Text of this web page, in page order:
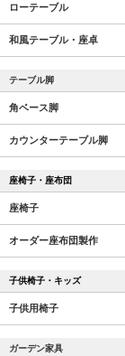
ローテーブル
和風テーブル・座卓
テーブル脚
角ベース脚
カウンターテーブル脚
座椅子・座布団
座椅子
オーダー座布団製作
子供椅子・キッズ
子供用椅子
ガーデン家具